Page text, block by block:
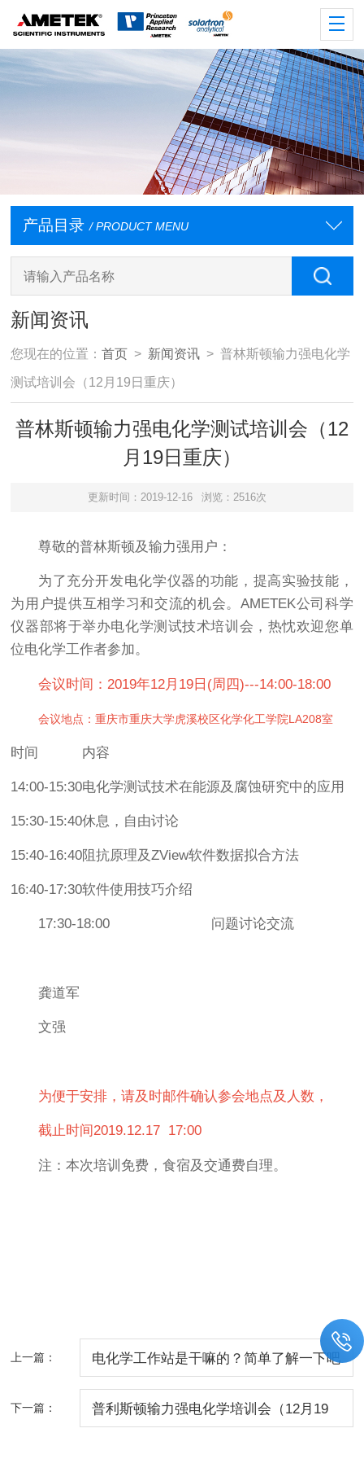
产品目录 / PRODUCT MENU
新闻资讯
您现在的位置：首页 > 新闻资讯 > 普林斯顿输力强电化学
测试培训会（12月19日重庆）
普林斯顿输力强电化学测试培训会（12
月19日重庆）
更新时间：2019-12-16 浏览：2516次
尊敬的普林斯顿及输力强用户：
为了充分开发电化学仪器的功能，提高实验技能，
为用户提供互相学习和交流的机会。AMETEK公司科学
仪器部将于举办电化学测试技术培训会，热忱欢迎您单
位电化学工作者参加。
会议时间：2019年12月19日(周四)---14:00-18:00
会议地点：重庆市重庆大学虎溪校区化学化工学院LA208室
时间 内容
14:00-15:30电化学测试技术在能源及腐蚀研究中的应用
15:30-15:40休息，自由讨论
15:40-16:40阻抗原理及ZView软件数据拟合方法
16:40-17:30软件使用技巧介绍
17:30-18:00 问题讨论交流
龚道军
文强
为便于安排，请及时邮件确认参会地点及人数，
截止时间2019.12.17 17:00
注：本次培训免费，食宿及交通费自理。
上一篇： 电化学工作站是干嘛的？简单了解一下吧
下一篇： 普利斯顿输力强电化学培训会（12月19